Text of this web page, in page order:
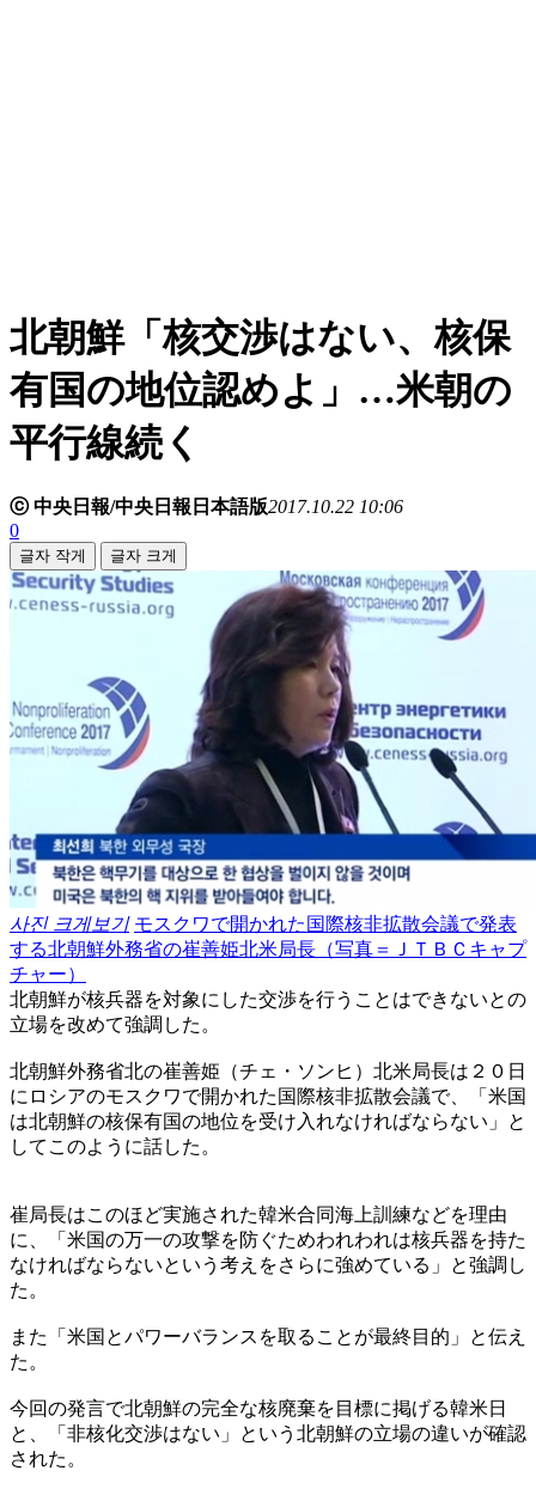
北朝鮮「核交渉はない、核保
有国の地位認めよ」…米朝の
平行線続く
ⓒ 中央日報/中央日報日本語版2017.10.22 10:06
0
글자 작게 글자 크게
사진 크게보기 モスクワで開かれた国際核非拡散会議で発表
する北朝鮮外務省の崔善姫北米局長（写真＝ＪＴＢＣキャプ
チャー）
北朝鮮が核兵器を対象にした交渉を行うことはできないとの
立場を改めて強調した。
北朝鮮外務省北の崔善姫（チェ・ソンヒ）北米局長は２０日
にロシアのモスクワで開かれた国際核非拡散会議で、「米国
は北朝鮮の核保有国の地位を受け入れなければならない」と
してこのように話した。
崔局長はこのほど実施された韓米合同海上訓練などを理由
に、「米国の万一の攻撃を防ぐためわれわれは核兵器を持た
なければならないという考えをさらに強めている」と強調し
た。
また「米国とパワーバランスを取ることが最終目的」と伝え
た。
今回の発言で北朝鮮の完全な核廃棄を目標に掲げる韓米日
と、「非核化交渉はない」という北朝鮮の立場の違いが確認
された。